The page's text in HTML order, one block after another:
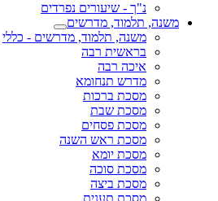
נ"ך - שיעורים נפרדים
משנה, תלמוד, מדרשים
משנה, תלמוד, מדרשים - כללי
בראשית רבה
איכה רבה
מדרש תנחומא
מסכת ברכות
מסכת שבת
מסכת פסחים
מסכת ראש השנה
מסכת יומא
מסכת סוכה
מסכת ביצה